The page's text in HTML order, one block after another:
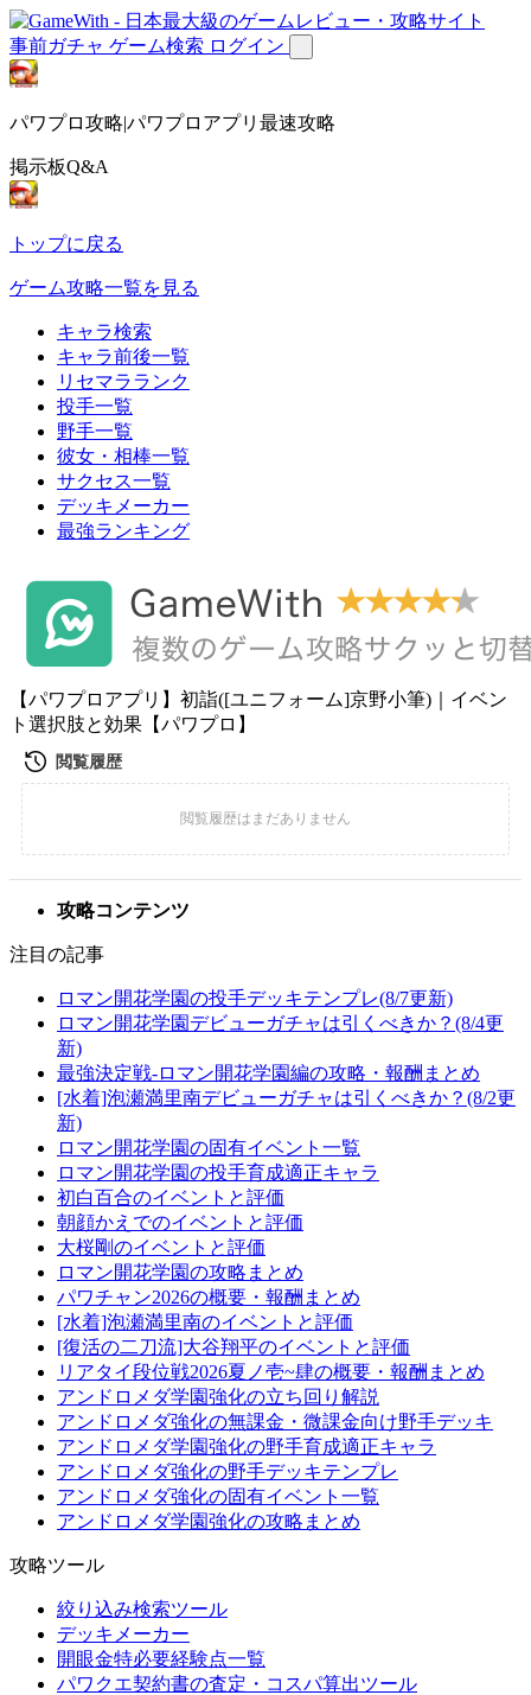
事前ガチャ ゲーム検索 ログイン
パワプロ攻略|パワプロアプリ最速攻略
掲示板Q&A
トップに戻る
ゲーム攻略一覧を見る
キャラ検索
キャラ前後一覧
リセマラランク
投手一覧
野手一覧
彼女・相棒一覧
サクセス一覧
デッキメーカー
最強ランキング
【パワプロアプリ】初詣([ユニフォーム]京野小筆)｜イベン
ト選択肢と効果【パワプロ】
攻略コンテンツ
注目の記事
ロマン開花学園の投手デッキテンプレ(8/7更新)
ロマン開花学園デビューガチャは引くべきか？(8/4更
新)
最強決定戦-ロマン開花学園編の攻略・報酬まとめ
[水着]泡瀬満里南デビューガチャは引くべきか？(8/2更
新)
ロマン開花学園の固有イベント一覧
ロマン開花学園の投手育成適正キャラ
初白百合のイベントと評価
朝顔かえでのイベントと評価
大桜剛のイベントと評価
ロマン開花学園の攻略まとめ
パワチャン2026の概要・報酬まとめ
[水着]泡瀬満里南のイベントと評価
[復活の二刀流]大谷翔平のイベントと評価
リアタイ段位戦2026夏ノ壱~肆の概要・報酬まとめ
アンドロメダ学園強化の立ち回り解説
アンドロメダ強化の無課金・微課金向け野手デッキ
アンドロメダ学園強化の野手育成適正キャラ
アンドロメダ強化の野手デッキテンプレ
アンドロメダ強化の固有イベント一覧
アンドロメダ学園強化の攻略まとめ
攻略ツール
絞り込み検索ツール
デッキメーカー
開眼金特必要経験点一覧
パワクエ契約書の査定・コスパ算出ツール